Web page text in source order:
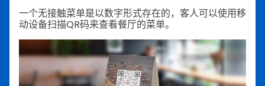
一个无接触菜单是以数字形式存在的，客人可以使用移
动设备扫描QR码来查看餐厅的菜单。